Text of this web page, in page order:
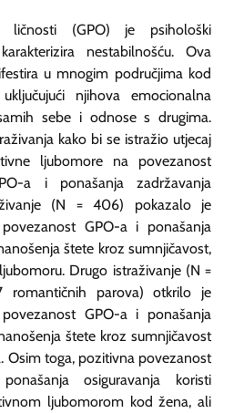
ličnosti (GPO) je psihološki
nestabilnošću. Ova
u mnogim područjima kod
njihova emocionalna
sebe i odnose s drugima.
kako bi se istražio utjecaj
ljubomore na povezanost
a i ponašanja zadržavanja
(N = 406) pokazalo je
GPO-a i ponašanja
štete kroz sumnjičavost,
Drugo istraživanje (N =
romantičnih parova) otkrilo je
GPO-a i ponašanja
štete kroz sumnjičavost
Osim toga, pozitivna povezanost
osiguravanja koristi
ljubomorom kod žena, ali